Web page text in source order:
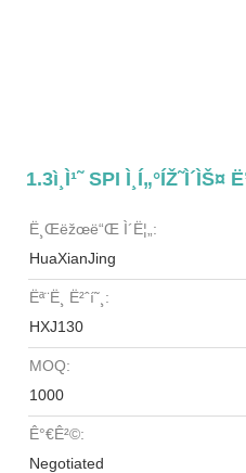
1.3ì¸ì¹˜ SPI
Ë¸Œëžœë“œ Ì´ë¦„:
HuaXianJing
Ëª¨ë¸ Ë²ˆí˜¸:
HXJ130
MOQ:
1000
Ê°€ê²©:
Negotiated